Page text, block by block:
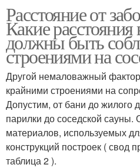
Расстояние от
Какие расстояния
должны быть
строениями на
Другой немаловажный
крайними строениями на
Допустим, от бани до жилого
парилки до соседской сауны.
материалов, используемых
конструкций построек ( свод
таблица 2 ).